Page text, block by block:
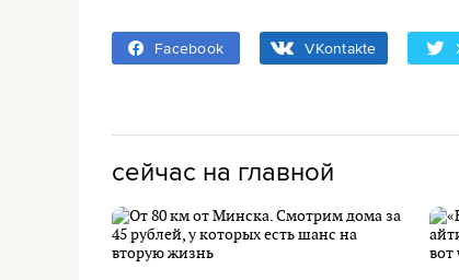
Facebook VKontakte
сейчас на главной